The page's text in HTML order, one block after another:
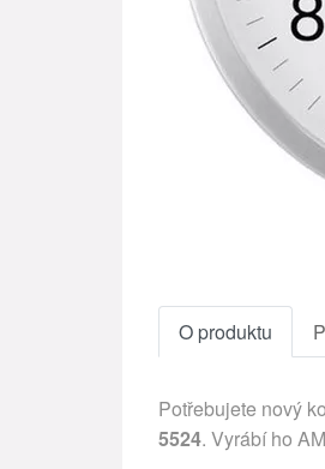
O produktu
Potřebujete nový
5524. Vyrábí ho